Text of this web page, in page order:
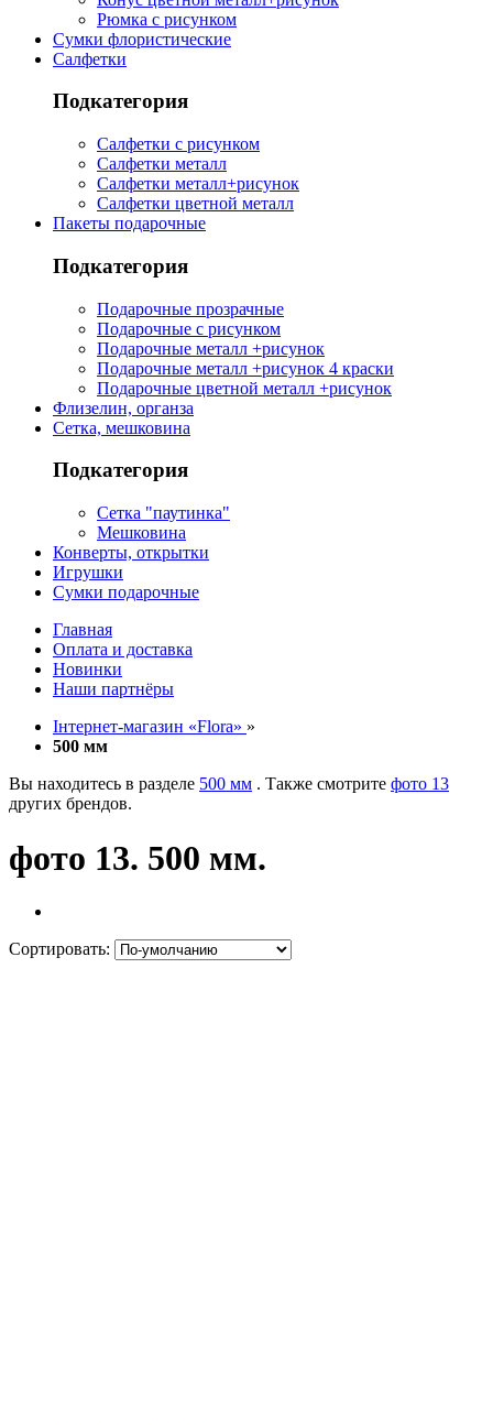
Рюмка с рисунком
Сумки флористические
Салфетки
Подкатегория
Салфетки с рисунком
Салфетки металл
Салфетки металл+рисунок
Салфетки цветной металл
Пакеты подарочные
Подкатегория
Подарочные прозрачные
Подарочные с рисунком
Подарочные металл +рисунок
Подарочные металл +рисунок 4 краски
Подарочные цветной металл +рисунок
Флизелин, органза
Сетка, мешковина
Подкатегория
Сетка "паутинка"
Мешковина
Конверты, открытки
Игрушки
Сумки подарочные
Главная
Оплата и доставка
Новинки
Наши партнёры
Інтернет-магазин «Flora» »
500 мм
Вы находитесь в разделе 500 мм . Также смотрите фото 13
других брендов.
фото 13. 500 мм.
Сортировать: